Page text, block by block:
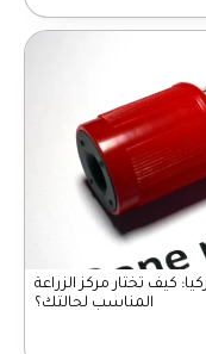
كيف تختار مركز الزراعة
المناسب لحالتك؟